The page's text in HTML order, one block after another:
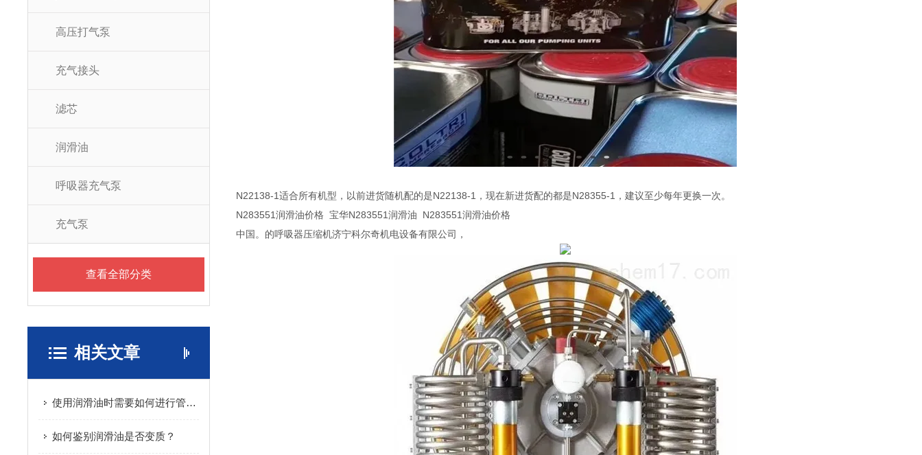
高压打气泵
充气接头
滤芯
润滑油
呼吸器充气泵
充气泵
查看全部分类
相关文章
使用润滑油时需要如何进行管理？
如何鉴别润滑油是否变质？
N22138-1适合所有机型，以前进货随机配的是N22138-1，现在新进货配的都是N28355-1，建议至少每年更换一次。
N283551润滑油价格 宝华N283551润滑油 N283551润滑油价格
中国。的呼吸器压缩机济宁科尔奇机电设备有限公司，